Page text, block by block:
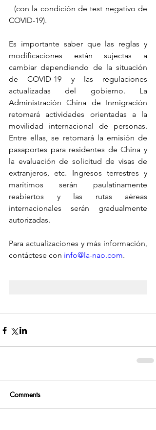
COVID-19).
Es importante saber que las reglas y
modificaciones están sujectas a
cambiar dependiendo de la situación
de COVID-19 y las regulaciones
actualizadas del gobierno. La
Administración China de Inmigración
retomará actividades orientadas a la
movilidad internacional de personas.
Entre ellas, se retomará la emisión de
pasaportes para residentes de China y
la evaluación de solicitud de visas de
extranjeros, etc. Ingresos terrestres y
marítimos serán paulatinamente
reabiertos y las rutas aéreas
internacionales serán gradualmente
autorizadas.
Para actualizaciones y más información,
contáctese con info@la-nao.com.
Comments